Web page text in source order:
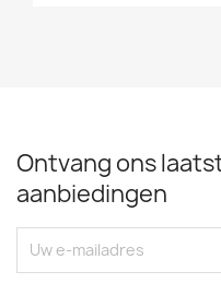
Ontvang ons
aanbiedingen